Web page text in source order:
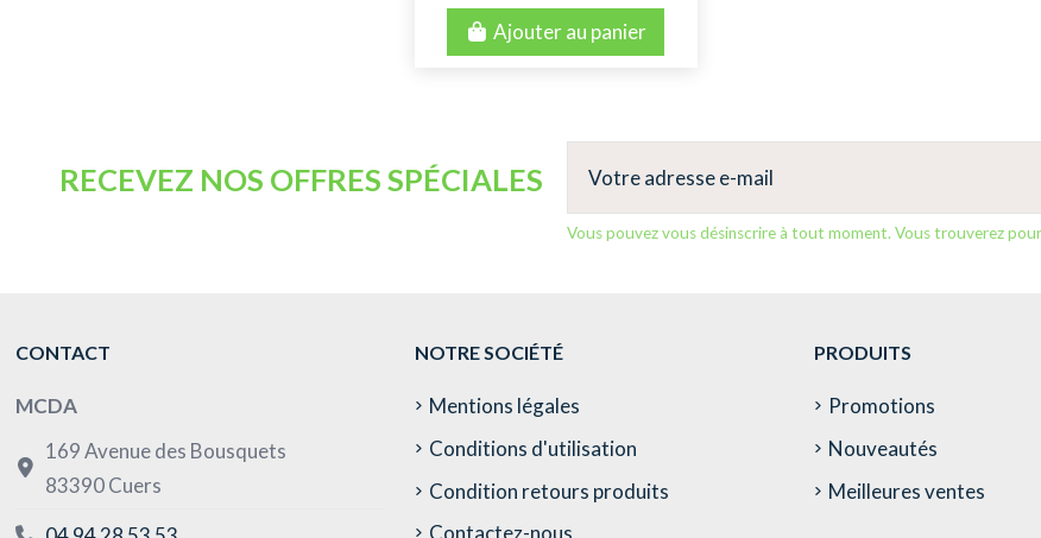
Ajouter au panier
RECEVEZ NOS OFFRES SPÉCIALES
Vous pouvez vous désinscrire à tout moment. Vous trouverez
CONTACT
MCDA
169 Avenue des Bousquets
83390 Cuers
NOTRE SOCIÉTÉ
Mentions légales
Conditions d'utilisation
Condition retours produits
PRODUITS
Promotions
Nouveautés
Meilleures ventes